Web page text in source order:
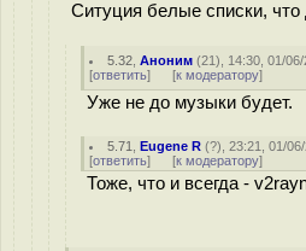
Ситуция белые списки,
5.32 ,Аноним (21), 14:30, 01/
[ответить] [к модератору]
Уже не до музыки будет.
5.71 ,Eugene R (?), 23:21, 01/
[ответить] [к модератору]
Тоже, что и всегда -